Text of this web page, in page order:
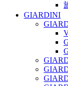
GIARDINI